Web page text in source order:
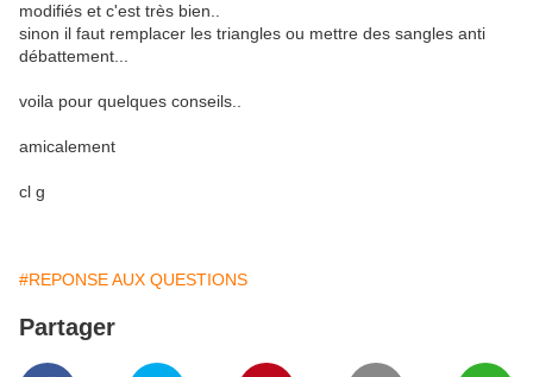
modifiés et c'est très bien..
sinon il faut remplacer les triangles ou mettre des sangles anti
débattement...
voila pour quelques conseils..
amicalement
cl g
#REPONSE AUX QUESTIONS
Partager